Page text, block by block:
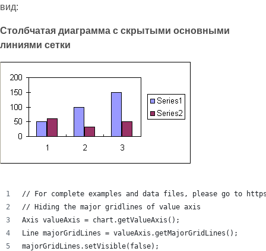
вид:
Столбчатая диаграмма с скрытыми основными
линиями сетки
// For complete examples and data files, please go to
// Hiding the major gridlines of value axis
Axis valueAxis = chart.getValueAxis();
Line majorGridLines = valueAxis.getMajorGridLines();
majorGridLines.setVisible(false);